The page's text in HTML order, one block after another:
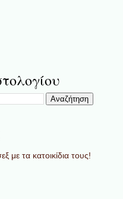
με τα κατοικίδια τους!